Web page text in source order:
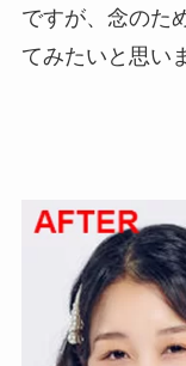
ですが、念のた
てみたいと思い